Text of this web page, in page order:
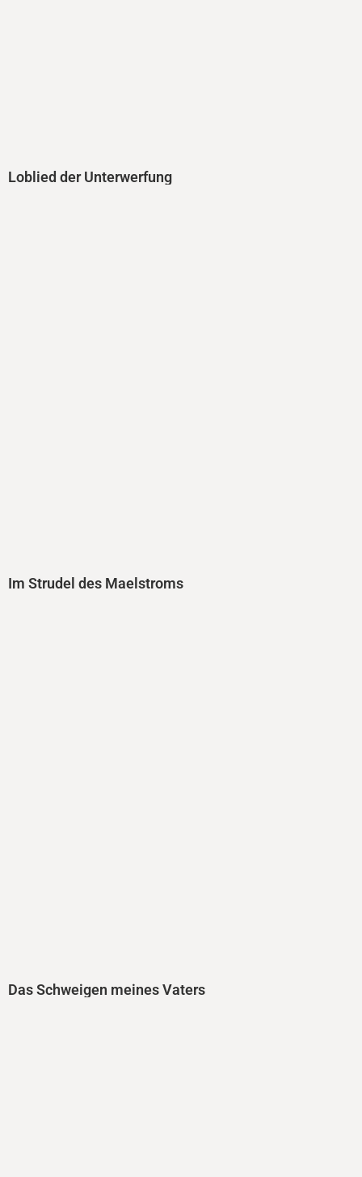
Loblied der Unterwerfung
Im Strudel des Maelstroms
Das Schweigen meines Vaters